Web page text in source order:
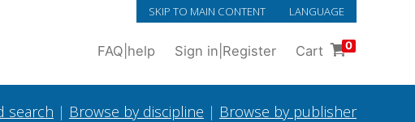
SKIP TO MAIN CONTENT LANGUAGE
FAQ help Sign in Register Cart 0
search | Browse by discipline | Browse by publisher